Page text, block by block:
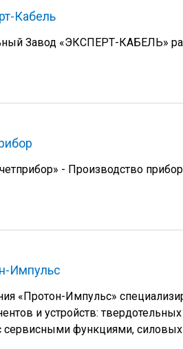
Кабель
Завод «ЭКСПЕРТ-КАБЕЛЬ»
- Производство
Импульс
«Протон-Импульс»
и устройств:
сервисными функциями,